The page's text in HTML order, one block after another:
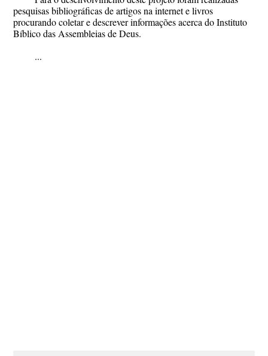
pesquisas bibliográficas de artigos na internet e livros
procurando coletar e descrever informações acerca do Instituto
Bíblico das Assembleias de Deus.
...